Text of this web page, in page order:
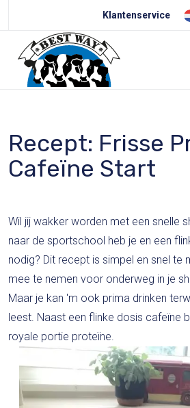
Klantenservice
Recept: Frisse
Cafeïne Start
Wil jij wakker worden met een snelle
naar de sportschool heb je en een
nodig? Dit recept is simpel en snel te
mee te nemen voor onderweg in je
Maar je kan 'm ook prima drinken
leest. Naast een flinke dosis cafeïne
royale portie proteïne.